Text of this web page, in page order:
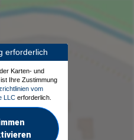
erforderlich
Karten- und
Ihre Zustimmung
vom
LLC erforderlich.